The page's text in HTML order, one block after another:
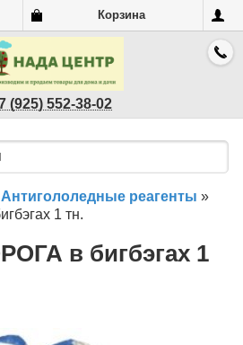
Корзина
(925) 552-38-02
Антигололедные реагенты »
1 тн.
в бигбэгах 1